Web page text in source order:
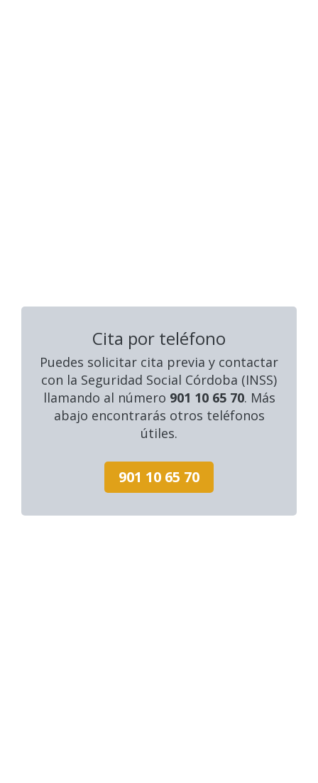
Cita por teléfono
Puedes solicitar cita previa y contactar
con la Seguridad Social Córdoba (INSS)
llamando al número 901 10 65 70. Más
abajo encontrarás otros teléfonos
útiles.
901 10 65 70